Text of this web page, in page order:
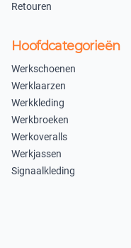
Retouren
Hoofdcategorieën
Werkschoenen
Werklaarzen
Werkkleding
Werkbroeken
Werkoveralls
Werkjassen
Signaalkleding